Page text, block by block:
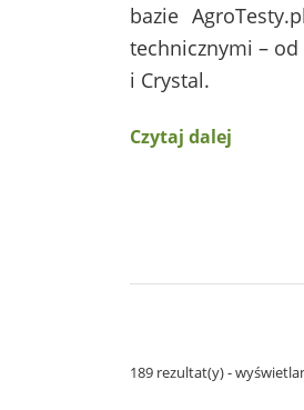
bazie
technicznymi –
i Crystal.
Czytaj dalej
189 rezultat(y) -